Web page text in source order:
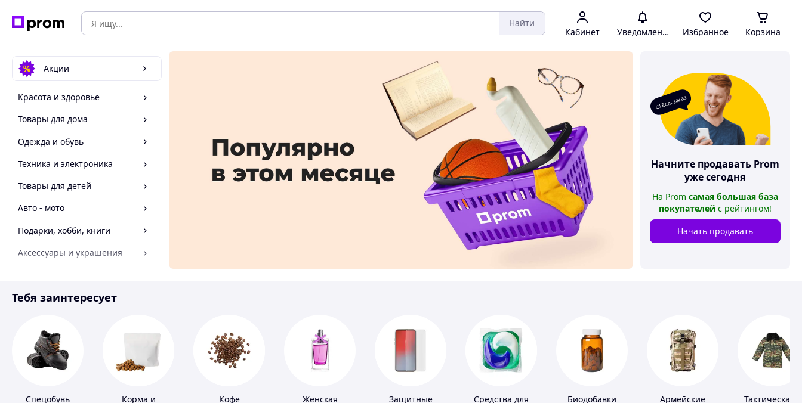
Найти
Кабинет Уведомления Избранное Корзина
Акции
Красота и здоровье
Товары для дома
Одежда и обувь
Техника и электроника
Товары для детей
Авто - мото
Подарки, хобби, книги
Аксессуары и украшения
Спорт и отдых
О! Есть заказ
Начните продавать Prom
уже сегодня
На Prom самая большая база
покупателей с рейтингом!
Начать продавать
Тебя заинтересует
Спецобувь
Корма и
Кофе
Женская
Защитные
Средства для
Биодобавки
Армейские
Тактическая и